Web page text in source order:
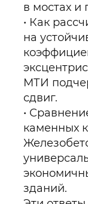
в мостах и
Как
на
МТИ
сдвиг.
каменных
зданий.